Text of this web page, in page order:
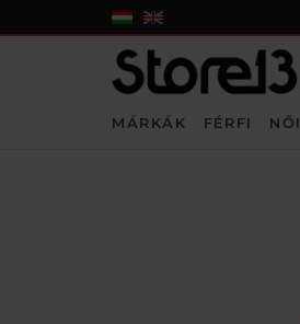
MÁRKÁK FÉRFI NŐI